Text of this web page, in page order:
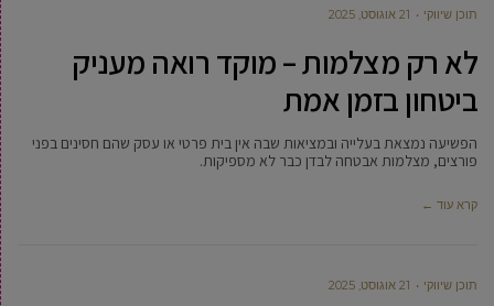
תוכן שיווקי 21 אוגוסט, 2025
לא רק מצלמות – מוקד רואה מעניק
ביטחון בזמן אמת
הפשיעה נמצאת בעלייה ובמציאות שבה אין בית פרטי או עסק שהם חסינים בפני
פורצים, מצלמות אבטחה לבדן כבר לא מספיקות.
קרא עוד ←
תוכן שיווקי 21 אוגוסט, 2025